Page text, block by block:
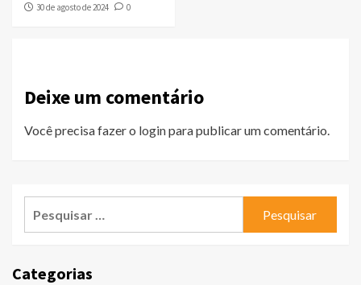
30 de agosto de 2024
0
Deixe um comentário
Você precisa fazer o loginpara publicar um comentário.
Categorias